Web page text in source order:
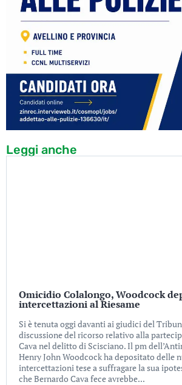
Leggi anche
Omicidio Colalongo, Woodcock
intercettazioni al Riesame
Si è tenuta oggi davanti ai giudici del
discussione del ricorso relativo alla
Cava nel delitto di Scisciano. Il pm
Henry John Woodcock ha depositato delle
intercettazioni tese a suffragare la sua
che Bernardo Cava fece avrebbe...